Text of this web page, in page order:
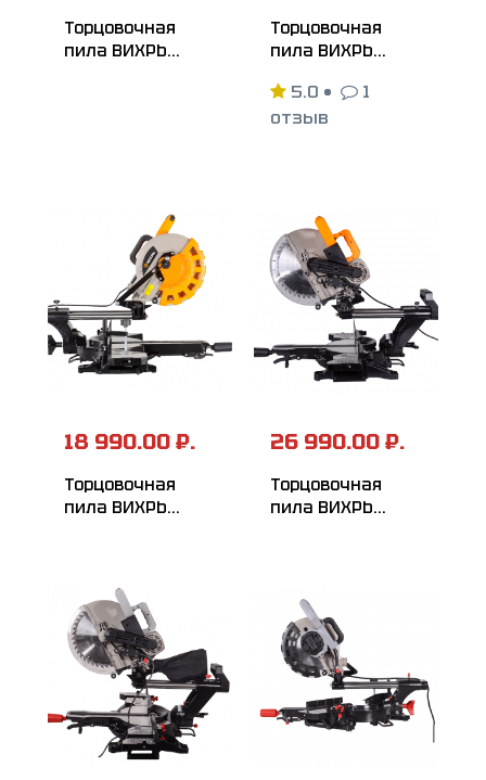
Торцовочная
пила ВИХРЬ
Торцовочная
пила ВИХРЬ
5.0 •
1
отзыв
18 990.00 ₽.
Торцовочная
пила ВИХРЬ
26 990.00 ₽.
Торцовочная
пила ВИХРЬ